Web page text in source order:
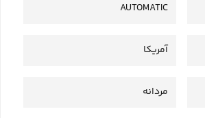
AUTOMATIC
آمریکا
مردانه